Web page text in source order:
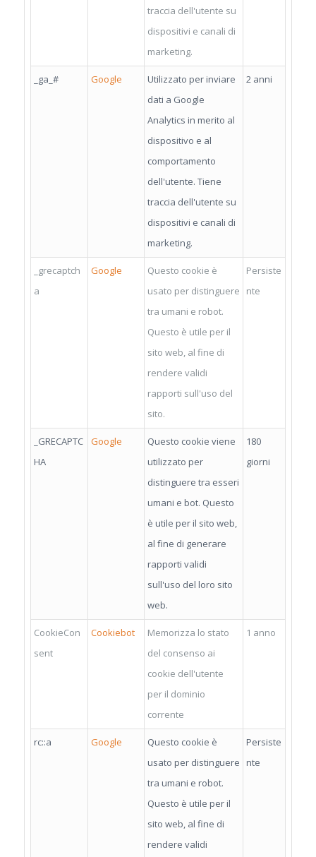
traccia dell'utente su
dispositivi e canali di
marketing.
_ga_# Google
Utilizzato per inviare
dati a Google
Analytics in merito al
dispositivo e al
comportamento
dell'utente. Tiene
traccia dell'utente su
dispositivi e canali di
marketing.
2 anni
_grecaptch
a
Google
Questo cookie è
usato per distinguere
tra umani e robot.
Questo è utile per il
sito web, al fine di
rendere validi
rapporti sull'uso del
sito.
Persiste
nte
_GRECAPTC
HA
Google
Questo cookie viene
utilizzato per
distinguere tra esseri
umani e bot. Questo
è utile per il sito web,
al fine di generare
rapporti validi
sull'uso del loro sito
web.
180
giorni
CookieCon
sent
Cookiebot
Memorizza lo stato
del consenso ai
cookie dell'utente
per il dominio
corrente
1 anno
rc::a Google
Questo cookie è
usato per distinguere
tra umani e robot.
Questo è utile per il
sito web, al fine di
rendere validi
Persiste
nte